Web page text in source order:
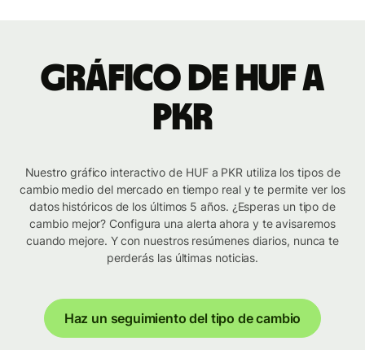
Gráfico de HUF a
PKR
Nuestro gráfico interactivo de HUF a PKR utiliza los tipos de
cambio medio del mercado en tiempo real y te permite ver los
datos históricos de los últimos 5 años. ¿Esperas un tipo de
cambio mejor? Configura una alerta ahora y te avisaremos
cuando mejore. Y con nuestros resúmenes diarios, nunca te
perderás las últimas noticias.
Haz un seguimiento del tipo de cambio